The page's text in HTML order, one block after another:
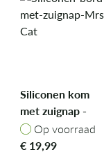
Siliconen kom
met zuignap -
Mrs. Cat
Op voorraad
Op voorraad
€ 19,99